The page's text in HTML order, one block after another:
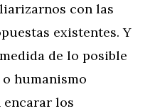
con las
existentes. Y
de lo posible
humanismo
encarar los